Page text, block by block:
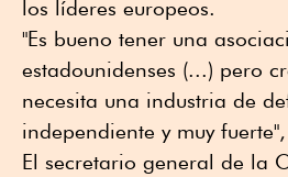
los líderes europeos.
"Es bueno tener una
estadounidenses (...) pero
necesita una industria de
independiente y muy
El secretario general de la